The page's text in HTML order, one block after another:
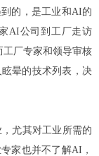
的，是工业和AI的
AI公司到工厂走访
工厂专家和领导审核
晕的技术列表，决
尤其对工业所需的
家也并不了解AI，